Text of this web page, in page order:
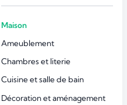
Maison
Ameublement
Chambres et literie
Cuisine et salle de bain
Décoration et aménagement